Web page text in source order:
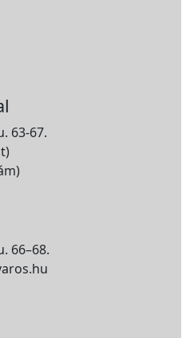
63-67.
66–68.